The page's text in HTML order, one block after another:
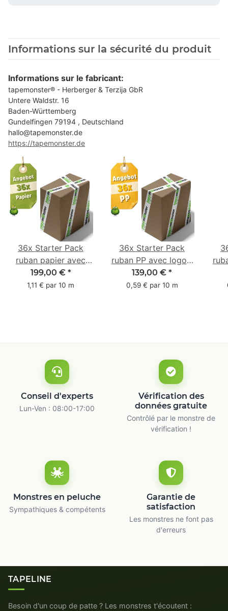
Informations sur la sécurité du produit
Informations sur le fabricant:
tapemonster® - Herberger & Terzija GbR
Untere Waldstr. 16
Baden-Württemberg
Gundelfingen 79194 , Deutschland
hallo@tapemonster.de
https://tapemonster.de
36x Starter Pack
ruban papier avec
logo - 1 couleur - 50
mm x 50 m -
199,00 € *
1,11 € par 10 m
36x Starter Pack
ruban PP avec logo -
1 couleur - 48 mm x
66 m
139,00 € *
0,59 € par 10 m
Conseil d'experts
Lun-Ven : 08:00-17:00
Vérification des
données gratuite
Contrôlé par le monstre de
vérification !
Monstres en peluche
Sympathiques & compétents
Garantie de
satisfaction
Les monstres ne font pas
d'erreurs
TAPELINE
Besoin d'un coup de patte ? Les monstres t'écoutent :